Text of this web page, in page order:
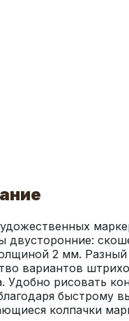
двусторонние:
2 мм. Разный
вариантов
Удобно рисовать
быстрому
колпачки